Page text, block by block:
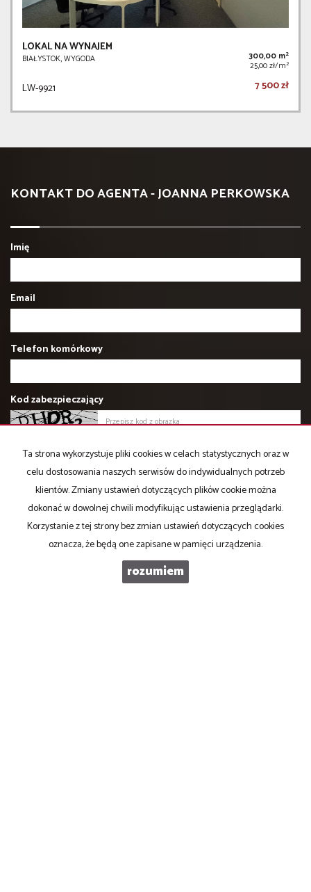
LOKAL NA WYNAJEM
BIAŁYSTOK, WYGODA 300,00 m2
25,00 zł/m2
LW-9921 7 500 zł
KONTAKT DO AGENTA - JOANNA PERKOWSKA
Imię
Email
Telefon komórkowy
Kod zabezpieczający
Wiadomość
Zgodnie z art.13 ust.1 i ust.2 Ogólnego Rozporządzenia o ochronie
danych osobowych z dnia 27 kwietnia 2016 r. informuję, iż
Administratorem danych osobowych wskazanych w formularzu
Ta strona wykorzystuje pliki cookies w celach statystycznych oraz w
celu dostosowania naszych serwisów do indywidualnych potrzeb
klientów. Zmiany ustawień dotyczących plików cookie można
dokonać w dowolnej chwili modyfikując ustawienia przeglądarki.
Korzystanie z tej strony bez zmian ustawień dotyczących cookies
oznacza, że będą one zapisane w pamięci urządzenia.
rozumiem